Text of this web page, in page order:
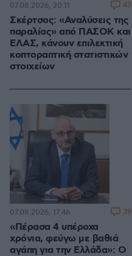
Σκέρτσος: «Αναλύσεις της
παραλίας» από ΠΑΣΟΚ και
ΕΛΑΣ, κάνουν επιλεκτική
κοπτοραπτική στατιστικών
στοιχείων
07.08.2026, 20:11 43
«Πέρασα 4 υπέροχα
χρόνια, φεύγω με βαθιά
αγάπη για την Ελλάδα»: Ο
07.08.2026, 17:46 39